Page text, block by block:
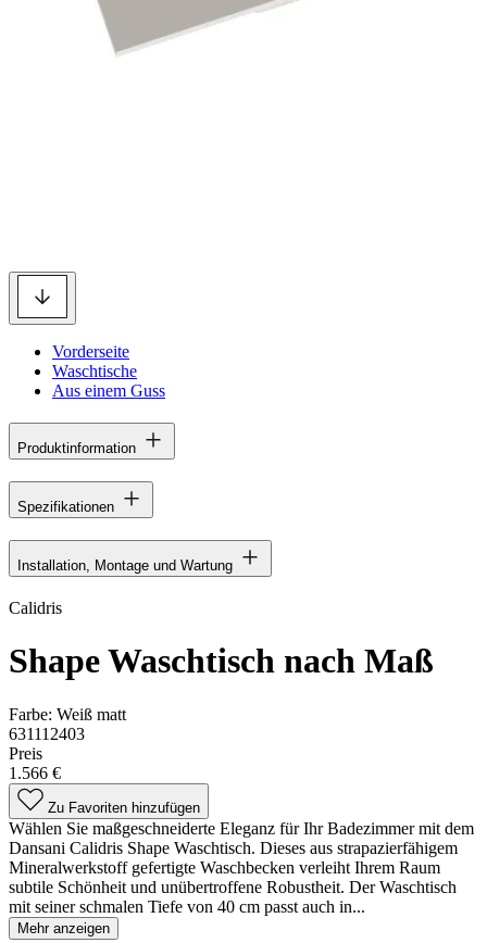
Vorderseite
Waschtische
Aus einem Guss
Produktinformation
Spezifikationen
Installation, Montage und Wartung
Calidris
Shape Waschtisch nach Maß
Farbe: Weiß matt
631112403
Preis
1.566 €
Zu Favoriten hinzufügen
Wählen Sie maßgeschneiderte Eleganz für Ihr Badezimmer mit dem
Dansani Calidris Shape Waschtisch. Dieses aus strapazierfähigem
Mineralwerkstoff gefertigte Waschbecken verleiht Ihrem Raum
subtile Schönheit und unübertroffene Robustheit. Der Waschtisch
mit seiner schmalen Tiefe von 40 cm passt auch in...
Mehr anzeigen